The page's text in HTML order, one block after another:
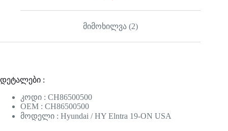
მიმოხილვა (2)
დეტალები :
კოდი : CH86500500
OEM : CH86500500
მოდელი : Hyundai / HY Elntra 19-ON USA